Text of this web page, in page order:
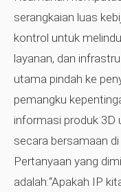
serangkaian luas
kontrol untuk
layanan, dan
utama pindah ke
pemangku
informasi produk 3D
secara bersamaan di
Pertanyaan yang
adalah:“Apakah IP